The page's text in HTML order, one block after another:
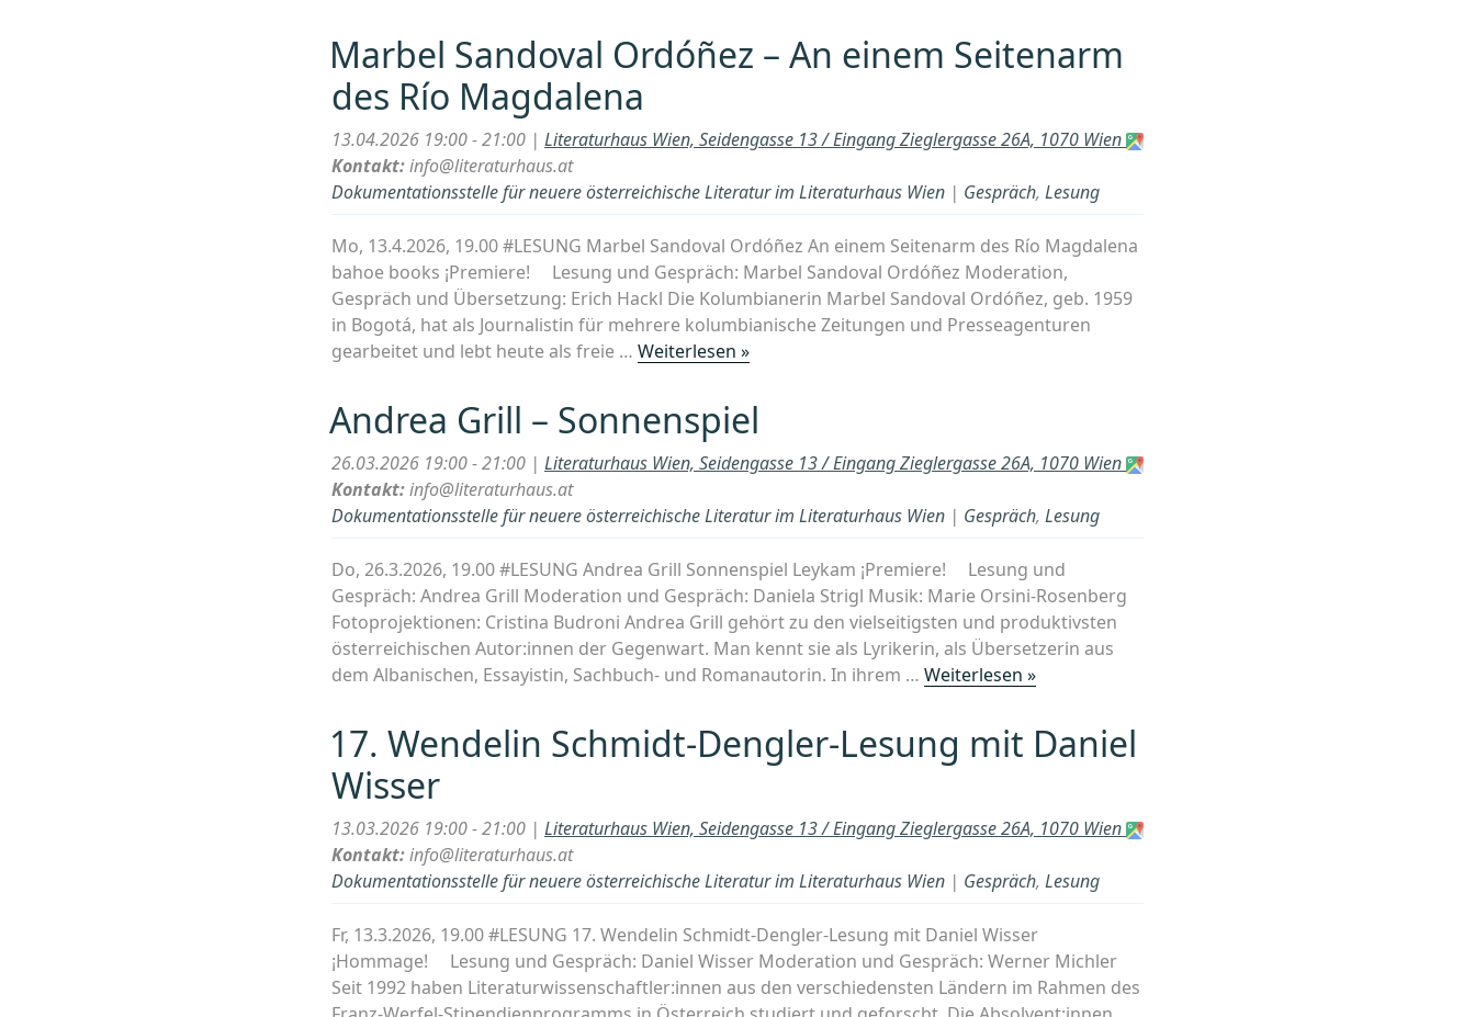
Gespräch:
Ann
Idyllen“
Marbel Sandoval Ordóñez – An einem Seitenarm
des Río Magdalena
13.04.2026 19:00 - 21:00 | Literaturhaus Wien, Seidengasse 13 / Eingang Zieglergasse 26A, 1070 Wien
Kontakt:info@literaturhaus.at
Dokumentationsstelle für neuere österreichische Literatur im Literaturhaus Wien | Gespräch, Lesung
Mo, 13.4.2026, 19.00 #LESUNG Marbel Sandoval Ordóñez An einem Seitenarm des Río Magdalena
bahoe books ¡Premiere! Lesung und Gespräch: Marbel Sandoval Ordóñez Moderation,
Gespräch und Übersetzung: Erich Hackl Die Kolumbianerin Marbel Sandoval Ordóñez, geb. 1959
in Bogotá, hat als Journalistin für mehrere kolumbianische Zeitungen und Presseagenturen
gearbeitet und lebt heute als freie … Weiterlesen »„Marbel
Ordóñez
–
An
einem
Seitenarm
des
Río
Magdalena“
Andrea Grill – Sonnenspiel
26.03.2026 19:00 - 21:00 | Literaturhaus Wien, Seidengasse 13 / Eingang Zieglergasse 26A, 1070 Wien
Kontakt:info@literaturhaus.at
Dokumentationsstelle für neuere österreichische Literatur im Literaturhaus Wien | Gespräch, Lesung
Do, 26.3.2026, 19.00 #LESUNG Andrea Grill Sonnenspiel Leykam ¡Premiere! Lesung und
Gespräch: Andrea Grill Moderation und Gespräch: Daniela Strigl Musik: Marie Orsini-Rosenberg
Fotoprojektionen: Cristina Budroni Andrea Grill gehört zu den vielseitigsten und produktivsten
österreichischen Autor:innen der Gegenwart. Man kennt sie als Lyrikerin, als Übersetzerin aus
dem Albanischen, Essayistin, Sachbuch- und Romanautorin. In ihrem … Weiterlesen »„Andrea
–
Sonnenspiel“
17. Wendelin Schmidt-Dengler-Lesung mit Daniel
Wisser
13.03.2026 19:00 - 21:00 | Literaturhaus Wien, Seidengasse 13 / Eingang Zieglergasse 26A, 1070 Wien
Kontakt:info@literaturhaus.at
Dokumentationsstelle für neuere österreichische Literatur im Literaturhaus Wien | Gespräch, Lesung
Fr, 13.3.2026, 19.00 #LESUNG 17. Wendelin Schmidt-Dengler-Lesung mit Daniel Wisser
¡Hommage! Lesung und Gespräch: Daniel Wisser Moderation und Gespräch: Werner Michler
Seit 1992 haben Literaturwissenschaftler:innen aus den verschiedensten Ländern im Rahmen des